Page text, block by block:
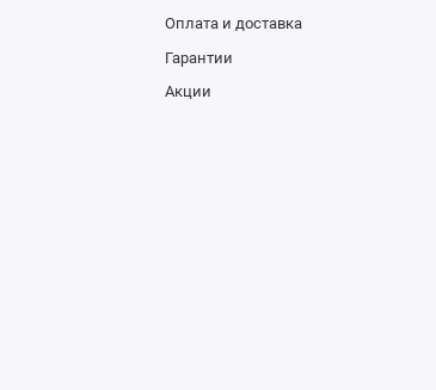
Оплата и доставка
Гарантии
Акции